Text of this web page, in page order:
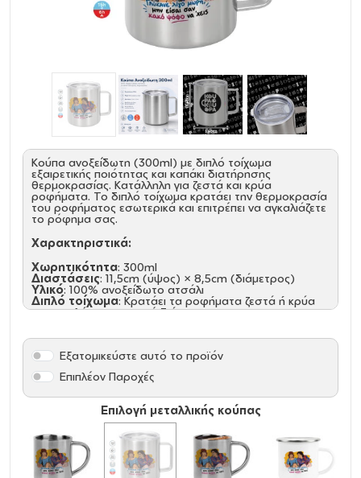
Κούπα ανοξείδωτη (300ml) με διπλό τοίχωμα
εξαιρετικής ποιότητας και καπάκι διατήρησης
θερμοκρασίας. Κατάλληλη για ζεστά και κρύα
ροφήματα. Το διπλό τοίχωμα κρατάει την θερμοκρασία
του ροφήματος εσωτερικά και επιτρέπει να αγκαλιάζετε
το ρόφημα σας.
Χαρακτηριστικά:
Χωρητικότητα: 300ml
Διαστάσεις: 11,5cm (ύψος) × 8,5cm (διάμετρος)
Υλικό: 100% ανοξείδωτο ατσάλι
Διπλό τοίχωμα: Κρατάει τα ροφήματα ζεστά ή κρύα
για μεγαλύτερο χρονικό διάστημα
κράτημα
Ιδανικές για:
Καθημερινή χρήση στο σπίτι ή στο γραφείο
Κάμπινγκ, ταξίδια και υπαίθριες δραστηριότητες
Διαφημιστικά δώρα με εκτύπωση λογοτύπου
Δώρα για λάτρεις του καφέ και του τσαγιού
Αποκτήστε τώρα μια κομψή και ανθεκτική κούπα που
θα σας συνοδεύει παντού! (Προτεινόμενο πλύσιμο στο
Επιλογή μεταλλικής κούπας
Εξατομικεύστε αυτό το προϊόν
Επιπλέον Παροχές